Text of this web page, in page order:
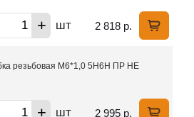
+ шт 2 818 р.
резьбовая М6*1,0 5Н6Н ПР НЕ
+ шт 2 995 р.